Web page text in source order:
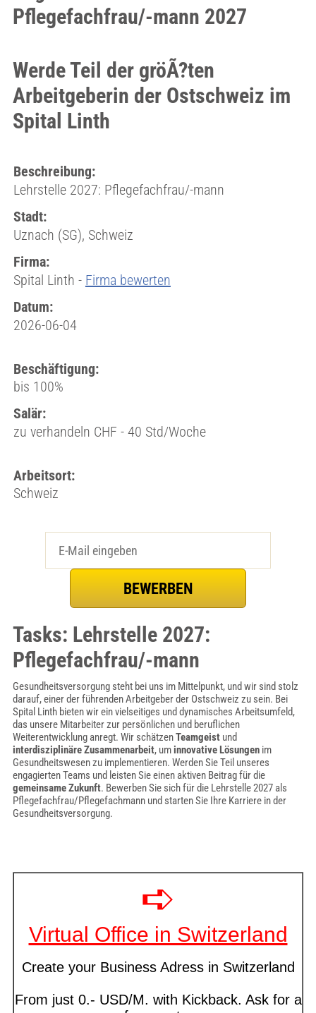
Pflegefachfrau/-mann 2027
Werde Teil der gröÃ?ten
Arbeitgeberin der Ostschweiz im
Spital Linth
Beschreibung:
Lehrstelle 2027: Pflegefachfrau/-mann
Stadt:
Uznach (SG), Schweiz
Firma:
Spital Linth - Firma bewerten
Datum:
2026-06-04
Beschäftigung:
bis 100%
Salär:
zu verhandeln CHF - 40 Std/Woche
Arbeitsort:
Schweiz
Tasks: Lehrstelle 2027:
Pflegefachfrau/-mann
Gesundheitsversorgung steht bei uns im Mittelpunkt, und wir sind stolz
darauf, einer der führenden Arbeitgeber der Ostschweiz zu sein. Bei
Spital Linth bieten wir ein vielseitiges und dynamisches Arbeitsumfeld,
das unsere Mitarbeiter zur persönlichen und beruflichen
Weiterentwicklung anregt. Wir schätzenTeamgeistund
interdisziplinäre Zusammenarbeit, uminnovative Lösungenim
Gesundheitswesen zu implementieren. Werden Sie Teil unseres
engagierten Teams und leisten Sie einen aktiven Beitrag für die
gemeinsame Zukunft. Bewerben Sie sich für die Lehrstelle 2027 als
Pflegefachfrau/Pflegefachmann und starten Sie Ihre Karriere in der
Gesundheitsversorgung.